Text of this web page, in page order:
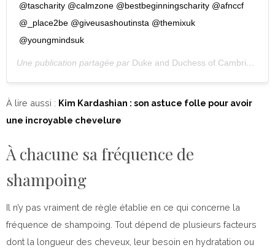
@tascharity @calmzone @bestbeginningscharity @afnccf
@_place2be @giveusashoutinsta @themixuk
@youngmindsuk
Une publication partagée par Duke and Duchess of Cambridge
À lire aussi : Kim Kardashian : son astuce folle pour avoir
une incroyable chevelure
À chacune sa fréquence de
shampoing
Il n’y pas vraiment de règle établie en ce qui concerne la
fréquence de shampoing. Tout dépend de plusieurs facteurs
dont la longueur des cheveux, leur besoin en hydratation ou